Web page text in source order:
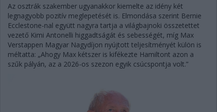
Az osztrák szakember ugyanakkor kiemelte az idény két
legnagyobb pozitív meglepetését is. Elmondása szerint Bernie
Ecclestone-nal együtt nagyra tartja a világbajnoki összetettet
vezető Kimi Antonelli higgadtságát és sebességét, míg Max
Verstappen Magyar Nagydíjon nyújtott teljesítményét külön is
méltatta: „Ahogy Max kétszer is kifékezte Hamiltont azon a
szűk pályán, az a 2026-os szezon egyik csúcspontja volt.”